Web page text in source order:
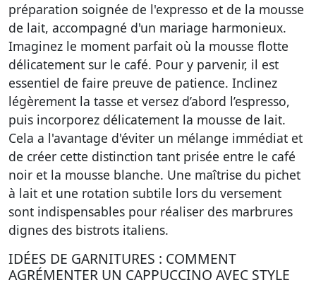
préparation soignée de l'expresso et de la mousse
de lait, accompagné d'un mariage harmonieux.
Imaginez le moment parfait où la mousse flotte
délicatement sur le café. Pour y parvenir, il est
essentiel de faire preuve de patience. Inclinez
légèrement la tasse et versez d’abord l’espresso,
puis incorporez délicatement la mousse de lait.
Cela a l'avantage d'éviter un mélange immédiat et
de créer cette distinction tant prisée entre le café
noir et la mousse blanche. Une maîtrise du pichet
à lait et une rotation subtile lors du versement
sont indispensables pour réaliser des marbrures
dignes des bistrots italiens.
IDÉES DE GARNITURES : COMMENT
AGRÉMENTER UN CAPPUCCINO AVEC STYLE